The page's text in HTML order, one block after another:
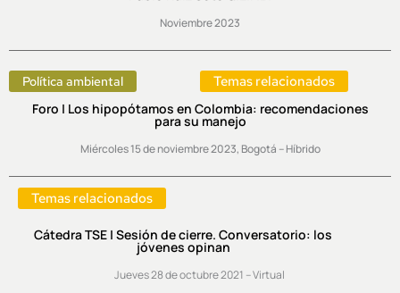
Noviembre 2023
Política ambiental
Temas relacionados
Foro | Los hipopótamos en Colombia: recomendaciones
para su manejo
Miércoles 15 de noviembre 2023, Bogotá – Híbrido
Temas relacionados
Cátedra TSE | Sesión de cierre. Conversatorio: los
jóvenes opinan
Jueves 28 de octubre 2021 – Virtual